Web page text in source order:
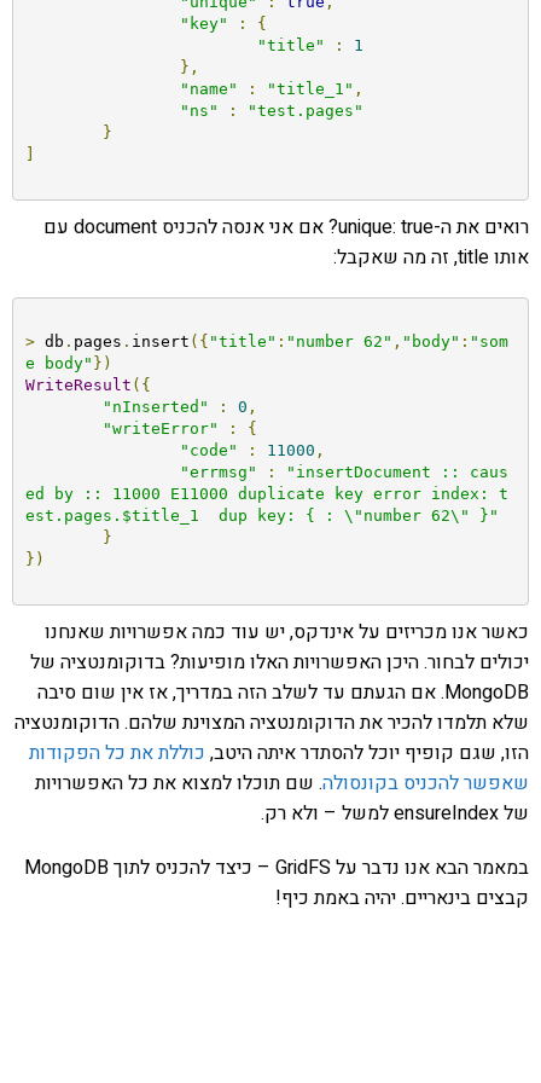
"key"
:
{
"title"
:
1
},
"name"
: "title_1" ,
"ns"
:
"test.pages"
}
רואים את ה-unique: true? אם אני אנסה להכניס document עם
אותו title, זה מה שאקבל:
> db . pages . insert ({ "title" : "number 62" , "body" : "som
e body" })
WriteResult ({
"nInserted"
: 0 ,
"writeError"
:
{
"code"
: 11000 ,
"errmsg"
:
"insertDocument :: caus
ed by :: 11000 E11000 duplicate key error index: t
est.pages.$title_1  dup key: { : \"number 62\" }"
}
})
כאשר אנו מכריזים על אינדקס, יש עוד כמה אפשרויות שאנחנו
יכולים לבחור. היכן האפשרויות האלו מופיעות? בדוקומנטציה של
MongoDB. אם הגעתם עד לשלב הזה במדריך, אז אין שום סיבה
שלא תלמדו להכיר את הדוקומנטציה המצוינת שלהם. הדוקומנטציה
הזו, שגם קופיף יוכל להסתדר איתה היטב, כוללת את כל הפקודות
שאפשר להכניס בקונסולה. שם תוכלו למצוא את כל האפשרויות
של ensureIndex למשל – ולא רק.
במאמר הבא אנו נדבר על GridFS – כיצד להכניס לתוך MongoDB
קבצים בינאריים. יהיה באמת כיף!